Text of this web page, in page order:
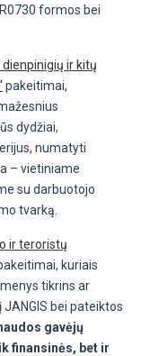
formos bei
dienpinigių ir kitų
pakeitimai,
dydžiai,
numatyti
– vietiniame
su darbuotojo
tvarką.
ir teroristų
kuriais
tikrins ar
bei pateiktos
gavėjų
finansinės, bet ir